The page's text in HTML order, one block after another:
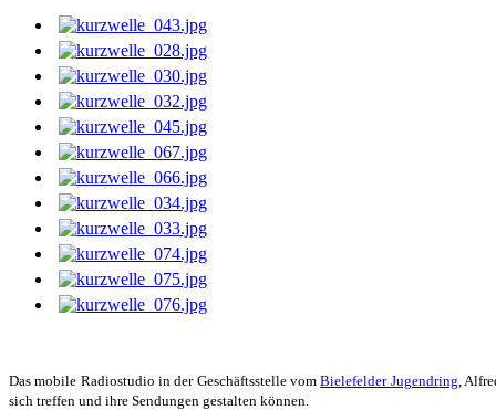
Das mobile Radiostudio in der Geschäftsstelle vomBielefelder Jugendring ,
sich treffen und ihre Sendungen gestalten können.